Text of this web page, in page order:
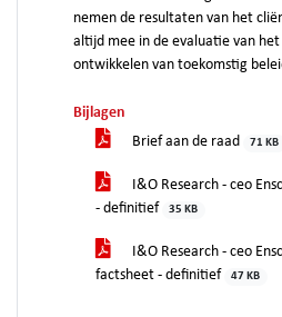
nemen de resultaten van het
altijd mee in de evaluatie van
ontwikkelen van toekomstig
Bijlagen
Brief aan de raad
71 KB
I&O Research - ceo
- definitief
35 KB
I&O Research - ceo
factsheet - definitief
47 KB